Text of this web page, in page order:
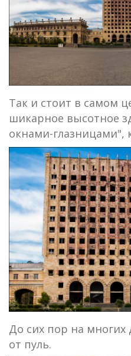
Так и стоит в самом
шикарное высотное
окнами-
До сих пор на многих
от пуль.